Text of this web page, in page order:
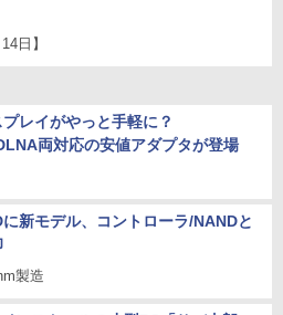
日】
レイがやっと手軽に？
両対応の安値アダプタが登場
新モデル、コントローラ/NANDと
製造